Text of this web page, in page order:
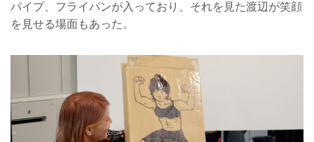
パイプ、フライパンが入っており、それを見た渡辺が笑顔
を見せる場面もあった。